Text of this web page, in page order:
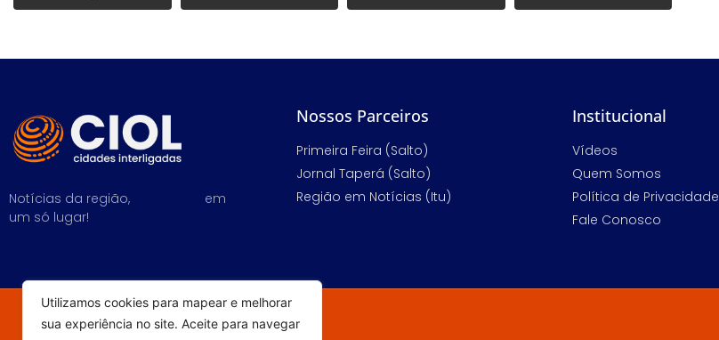
Utilizamos cookies para mapear e melhorar
sua experiência no site. Aceite para navegar
Notícias da região, em
um só lugar!
Nossos Parceiros
Primeira Feira (Salto)
Jornal Taperá (Salto)
Região em Notícias (Itu)
Institucional
Vídeos
Quem Somos
Política de Privacidade
Fale Conosco